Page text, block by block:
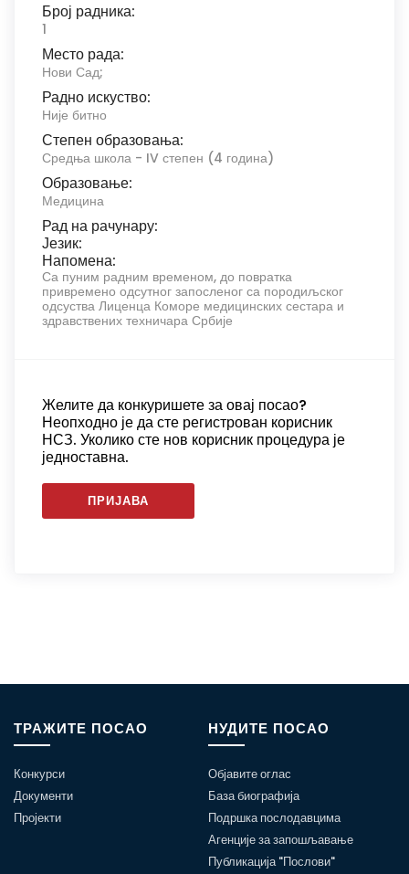
Број радника:
1
Место рада:
Нови Сад;
Радно искуство:
Није битно
Степен образовања:
Средња школа - IV степен (4 година)
Образовање:
Медицина
Рад на рачунару:
Језик:
Напомена:
Са пуним радним временом, до повратка
привремено одсутног запосленог са породиљског
одсуства Лиценца Коморе медицинских сестара и
здравствених техничара Србије
Желите да конкуришете за овај посао?
Неопходно је да сте регистрован корисник
НСЗ. Уколико сте нов корисник процедура је
једноставна.
ПРИЈАВА
ТРАЖИТЕ ПОСАО
Конкурси
Документи
Пројекти
НУДИТЕ ПОСАО
Објавите оглас
База биографија
Подршка послодавцима
Агенције за запошљавање
Публикација "Послови"